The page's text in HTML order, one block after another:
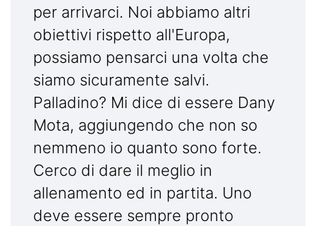
per arrivarci. Noi abbiamo altri
obiettivi rispetto all'Europa,
possiamo pensarci una volta che
siamo sicuramente salvi.
Palladino? Mi dice di essere Dany
Mota, aggiungendo che non so
nemmeno io quanto sono forte.
Cerco di dare il meglio in
allenamento ed in partita. Uno
deve essere sempre pronto